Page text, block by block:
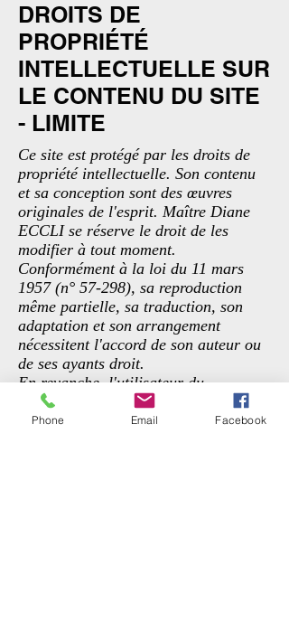
DROITS DE
PROPRIÉTÉ
INTELLECTUELLE SUR
LE CONTENU DU SITE
- LIMITE
Ce site est protégé par les droits de
propriété intellectuelle. Son contenu
et sa conception sont des œuvres
originales de l'esprit. Maître Diane
ECCLI se réserve le droit de les
modifier à tout moment.
Conformément à la loi du 11 mars
1957 (n° 57-298), sa reproduction
même partielle, sa traduction, son
adaptation et son arrangement
nécessitent l'accord de son auteur ou
de ses ayants droit.
En revanche, l'utilisateur du
présent site devra prendre toutes
mesures afin protéger ses propres
Phone Email Facebook